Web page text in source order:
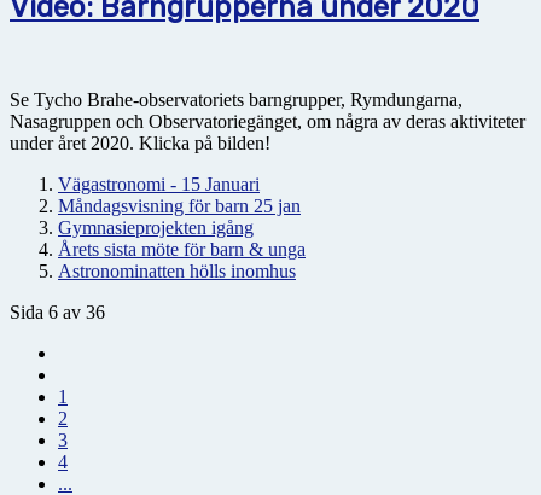
Video: Barngrupperna under 2020
Se Tycho Brahe-observatoriets barngrupper, Rymdungarna,
Nasagruppen och Observatoriegänget, om några av deras aktiviteter
under året 2020. Klicka på bilden!
Vägastronomi - 15 Januari
Måndagsvisning för barn 25 jan
Gymnasieprojekten igång
Årets sista möte för barn & unga
Astronominatten hölls inomhus
Sida 6 av 36
1
2
3
4
...